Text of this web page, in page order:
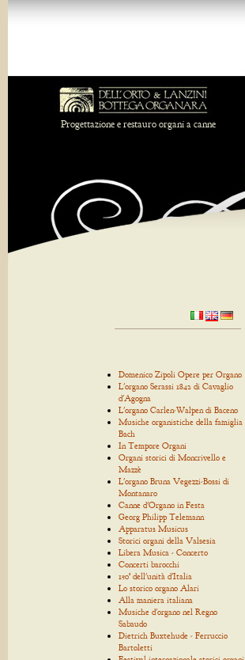
Progettazione e restauro organi a canne
Domenico Zipoli Opere per Organo
L'organo Serassi 1842 di Cavaglio
d'Agogna
L'organo Carlen-Walpen di Baceno
Musiche organistiche della famiglia
Bach
In Tempore Organi
Organi storici di Moncrivello e
Mazzè
L'organo Bruna Vegezzi-Bossi di
Montanaro
Canne d'Organo in Festa
Georg Philipp Telemann
Apparatus Musicus
Storici organi della Valsesia
Libera Musica - Concerto
Concerti barocchi
150° dell'unità d'Italia
Lo storico organo Alari
Alla maniera italiana
Musiche d'organo nel Regno
Sabaudo
Dietrich Buxtehude - Ferruccio
Bartoletti